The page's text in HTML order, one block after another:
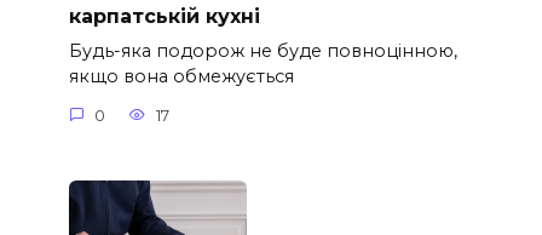
карпатській кухні
Будь-яка подорож не буде повноцінною,
якщо вона обмежується
0 17